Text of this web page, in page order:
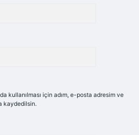
kullanılması için adım, e-posta adresim ve
kaydedilsin.